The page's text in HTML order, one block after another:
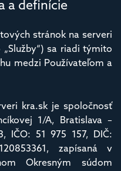
a definície
stránok na serveri
sa riadi týmito
medzi Používateľom a
kra.sk je spoločnosť
1/A, Bratislava –
IČO: 51 975 157, DIČ:
zapísaná v
Okresným súdom